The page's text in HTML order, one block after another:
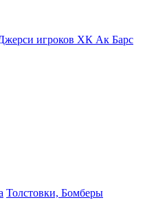
игроков ХК Ак Барс
Толстовки, Бомберы